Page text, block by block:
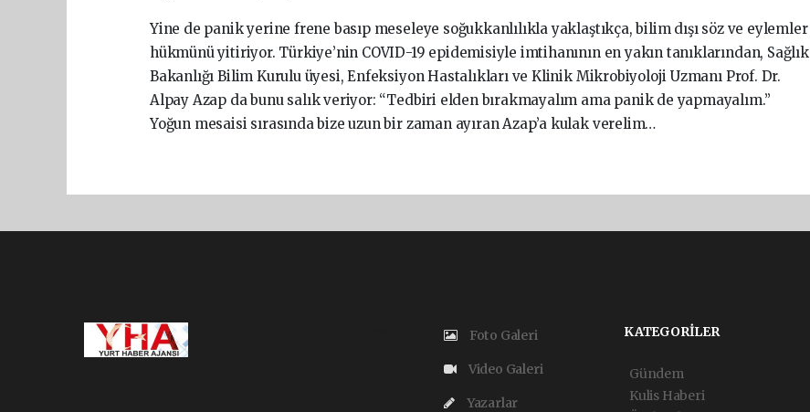
Yine de panik yerine frene basıp meseleye soğukkanlılıkla yaklaştıkça, bilim dışı söz ve eylemler
hükmünü yitiriyor. Türkiye’nin COVID-19 epidemisiyle imtihanının en yakın tanıklarından, Sağlık
Bakanlığı Bilim Kurulu üyesi, Enfeksiyon Hastalıkları ve Klinik Mikrobiyoloji Uzmanı Prof. Dr.
Alpay Azap da bunu salık veriyor: “Tedbiri elden bırakmayalım ama panik de yapmayalım.”
Yoğun mesaisi sırasında bize uzun bir zaman ayıran Azap’a kulak verelim…
Foto Galeri
Video Galeri
Yazarlar
KATEGORİLER
Gündem
Kulis Haberi